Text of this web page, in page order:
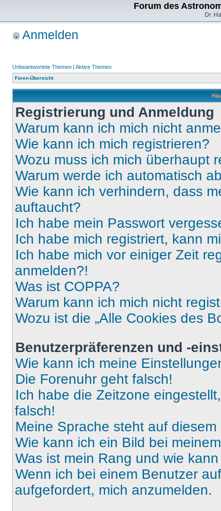
Forum des
Dr.
Anmelden
Unbeantwortete Themen | Aktive Themen
Foren-Übersicht
Registrierung und Anmeldung
Warum kann ich mich nicht
Wie kann ich mich registrieren?
Wozu muss ich mich überhaupt
Warum werde ich automatisch
Wie kann ich verhindern, dass
auftaucht?
Ich habe mein Passwort
Ich habe mich registriert, kann
Ich habe mich vor einiger Zeit
anmelden?!
Was ist COPPA?
Warum kann ich mich nicht
Wozu ist die „Alle Cookies des
Benutzerpräferenzen und -
Wie kann ich meine
Die Forenuhr geht falsch!
Ich habe die Zeitzone
falsch!
Meine Sprache steht auf
Wie kann ich ein Bild bei
Was ist mein Rang und wie
Wenn ich bei einem Benutzer
aufgefordert, mich anzumelden.